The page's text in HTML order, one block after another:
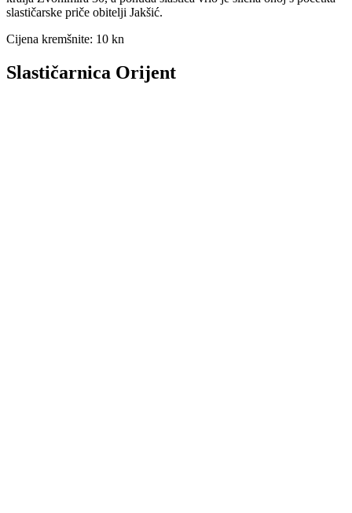
slastičarske priče obitelji Jakšić.
Cijena kremšnite: 10 kn
Slastičarnica Orijent